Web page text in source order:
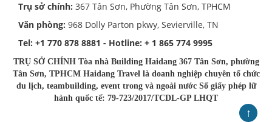
Trụ sở chính: 367 Tân Sơn, Phường Tân Sơn, TPHCM
Văn phòng: 968 Dolly Parton pkwy, Sevierville, TN
Tel: +1 770 878 8881 - Hotline: + 1 865 774 9995
↑
TRỤ SỞ CHÍNH Tòa nhà Building Haidang 367 Tân Sơn, phường
Tân Sơn, TPHCM Haidang Travel là doanh nghiệp chuyên tổ chức
du lịch, teambuilding, event trong và ngoài nước Số giấy phép lữ
hành quốc tế: 79-723/2017/TCDL-GP LHQT